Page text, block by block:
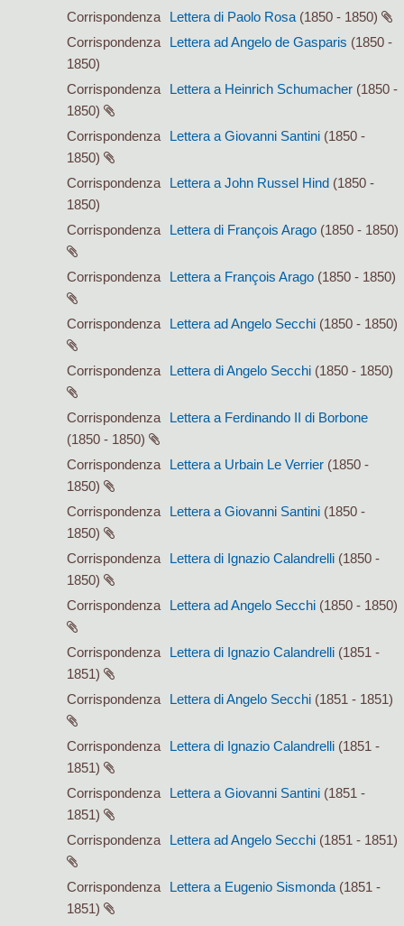
Corrispondenza
Lettera di Paolo Rosa (1850 - 1850)
Corrispondenza
Lettera ad Angelo de Gasparis (1850 -
1850)
Corrispondenza
Lettera a Heinrich Schumacher (1850 -
1850)
Corrispondenza
Lettera a Giovanni Santini (1850 -
1850)
Corrispondenza
Lettera a John Russel Hind (1850 -
1850)
Corrispondenza
Lettera di François Arago (1850 - 1850)
Corrispondenza Lettera a François Arago (1850 - 1850)
Corrispondenza Lettera ad Angelo Secchi (1850 - 1850)
Corrispondenza Lettera di Angelo Secchi (1850 - 1850)
Corrispondenza
Lettera a Ferdinando II di Borbone
(1850 - 1850)
Corrispondenza
Lettera a Urbain Le Verrier (1850 -
1850)
Corrispondenza
Lettera a Giovanni Santini (1850 -
1850)
Corrispondenza
Lettera di Ignazio Calandrelli (1850 -
1850)
Corrispondenza
Lettera ad Angelo Secchi (1850 - 1850)
Corrispondenza Lettera di Ignazio Calandrelli (1851 -
1851)
Corrispondenza
Lettera di Angelo Secchi (1851 - 1851)
Corrispondenza Lettera di Ignazio Calandrelli (1851 -
1851)
Corrispondenza
Lettera a Giovanni Santini (1851 -
1851)
Corrispondenza
Lettera ad Angelo Secchi (1851 - 1851)
Corrispondenza Lettera a Eugenio Sismonda (1851 -
1851)